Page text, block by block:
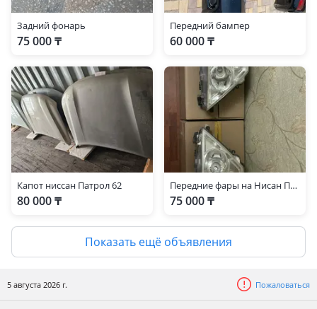
Задний фонарь
75 000 ₸
Передний бампер
60 000 ₸
Капот ниссан Патрол 62
80 000 ₸
Передние фары на Нисан Патрол Y62
75 000 ₸
Показать ещё объявления
5 августа 2026 г. Пожаловаться